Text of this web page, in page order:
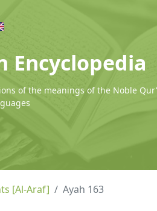
Encyclopedia
of the meanings of the Noble
[Al-Araf] Ayah 163